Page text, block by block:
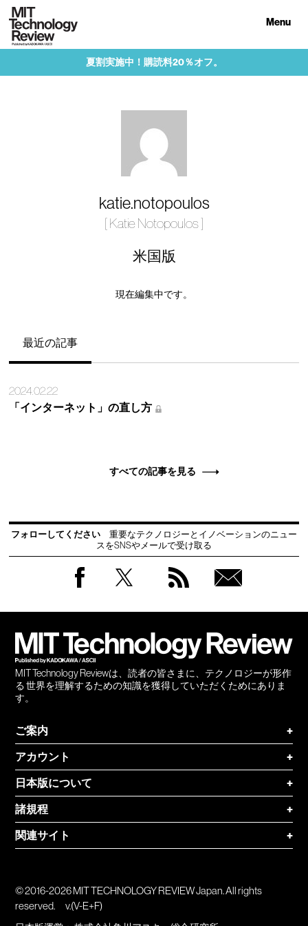
Menu
夏割実施中！購読料20％オフ。
katie.notopoulos
[ Katie Notopoulos ]
米国版
現在編集中です。
最近の記事
2024.02.22
「インターネット」の直し方
すべての記事を見る
フォローしてください
重要なテクノロジーとイノベーションのニュー
スをSNSやメールで受け取る
MIT Technology Reviewは、読者の皆さまに、テクノロジーが形作
る 世界を理解するための知識を獲得していただくためにありま
す。
ご案内
+
アカウント
+
日本版について
+
諸規程
+
関連サイト
+
© 2016-2026 MIT TECHNOLOGY REVIEW Japan. All rights
reserved.
v.(V-E+F)